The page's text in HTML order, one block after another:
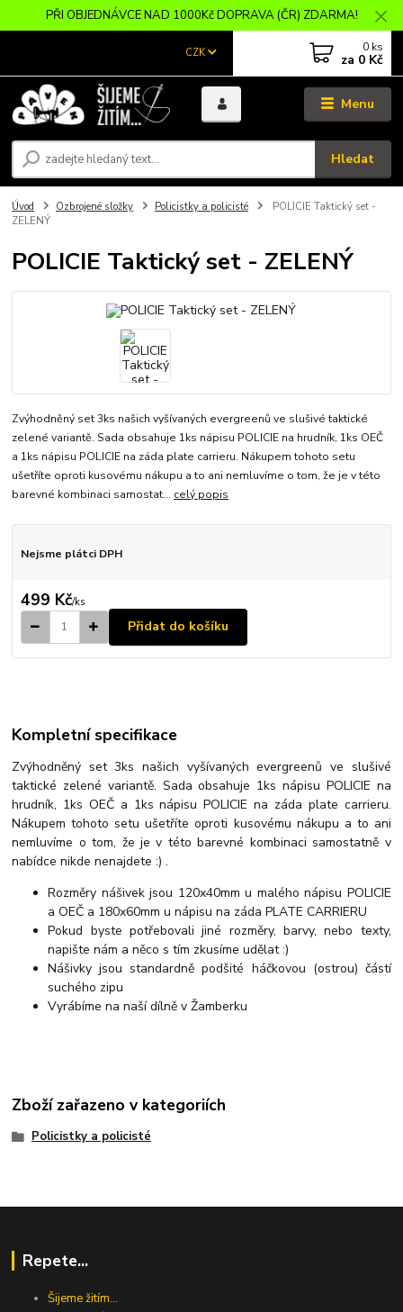
PŘI OBJEDNÁVCE NAD 1000Kč DOPRAVA (ČR) ZDARMA!
Menu
CZK
Hledat
0 ks
za 0 Kč
Úvod Ozbrojené složky Policistky a policisté
POLICIE Taktický set -
ZELENÝ
POLICIE Taktický set - ZELENÝ
Zvýhodněný set 3ks našich vyšívaných evergreenů ve slušivé taktické
zelené variantě. Sada obsahuje 1ks nápisu POLICIE na hrudník, 1ks OEČ
a 1ks nápisu POLICIE na záda plate carrieru. Nákupem tohoto setu
ušetříte oproti kusovému nákupu a to ani nemluvíme o tom, že je v této
barevné kombinaci samostat... celý popis
Nejsme plátci DPH
499 Kč/ks
Přidat do košíku
Kompletní specifikace
Zvýhodněný set 3ks našich vyšívaných evergreenů ve slušivé
taktické zelené variantě. Sada obsahuje 1ks nápisu POLICIE na
hrudník, 1ks OEČ a 1ks nápisu POLICIE na záda plate carrieru.
Nákupem tohoto setu ušetříte oproti kusovému nákupu a to ani
nemluvíme o tom, že je v této barevné kombinaci samostatně v
nabídce nikde nenajdete :) .
Rozměry nášivek jsou 120x40mm u malého nápisu POLICIE
a OEČ a 180x60mm u nápisu na záda PLATE CARRIERU
Pokud byste potřebovali jiné rozměry, barvy, nebo texty,
napište nám a něco s tím zkusíme udělat :)
Nášivky jsou standardně podšité háčkovou (ostrou) částí
suchého zipu
Vyrábíme na naší dílně v Žamberku
Zboží zařazeno v kategoriích
Policistky a policisté
Repete...
Šijeme žitím...